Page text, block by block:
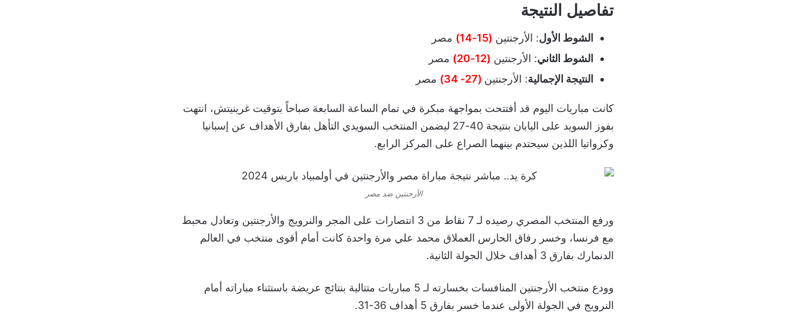
تفاصيل النتيجة
الشوط الأول: الأرجنتين (15-14)
مصر
الشوط الثاني: الأرجنتين (12-20)
مصر
النتيجة الإجمالية: الأرجنتين (27- 34) مصر
كانت مباريات اليوم قد أفتتحت بمواجهة مبكرة في تمام الساعة السابعة صباحاً بتوقيت غرينيتش، انتهت
بفوز السويد على اليابان بنتيجة 40-27 ليضمن المنتخب السويدي التأهل بفارق الأهداف عن إسبانيا
وكرواتيا اللذين سيحتدم بينهما الصراع على المركز الرابع.
الأرجنتين ضد مصر
ورفع المنتخب المصري رصيده لـ 7 نقاط من 3 انتصارات على المجر والنرويج والأرجنتين وتعادل محبط
مع فرنسا، وخسر رفاق الحارس العملاق محمد علي مرة واحدة كانت أمام أقوى منتخب في العالم
الدنمارك بفارق 3 أهداف خلال الجولة الثانية.
وودع منتخب الأرجنتين المنافسات بخسارته لـ 5 مباريات متتالية بنتائج عريضة باستثناء مباراته أمام
النرويج في الجولة الأولى عندما خسر بفارق 5 أهداف 36-31.